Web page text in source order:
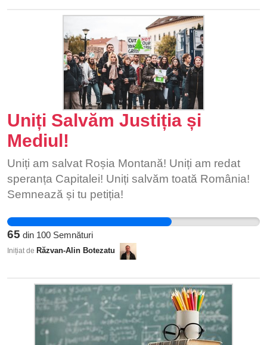
Uniți Salvăm Justiția și
Mediul!
Uniți am salvat Roșia Montană! Uniți am redat
speranța Capitalei! Uniți salvăm toată România!
Semnează și tu petiția!
65 din 100 Semnături
Inițiat de Răzvan-Alin Botezatu